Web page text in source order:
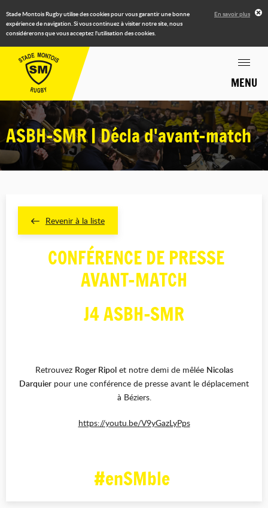
Stade Montois Rugby utilise des cookies pour vous garantir une bonne
expérience de navigation. Si vous continuez à visiter notre site, nous
considérerons que vous acceptez l'utilisation des cookies.
En savoir plus
MENU
ASBH-SMR | Décla d'avant-match
Revenir à la liste
CONFÉRENCE DE PRESSE
AVANT-MATCH
J4 ASBH-SMR
Retrouvez Roger Ripolet notre demi de mêlée Nicolas
Darquier pour une conférence de presse avant le déplacement
à Béziers.
https://youtu.be/V9yGazLyPps
#enSMble